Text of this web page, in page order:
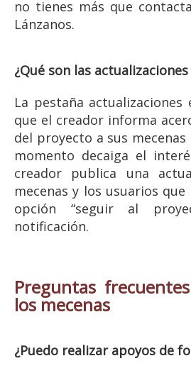
no tienes más que
Lánzanos.
¿Qué son las
La pestaña
que el creador informa
del proyecto a sus
momento decaiga el
creador publica una
mecenas y los usuarios
opción “seguir al
notificación.
Preguntas
los mecenas
¿Puedo realizar apoyos de